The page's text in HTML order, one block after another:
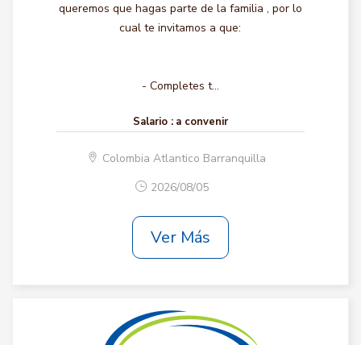
queremos que hagas parte de la familia , por lo
cual te invitamos a que:
- Completes t...
Salario : a convenir
Colombia Atlantico Barranquilla
2026/08/05
Ver Más